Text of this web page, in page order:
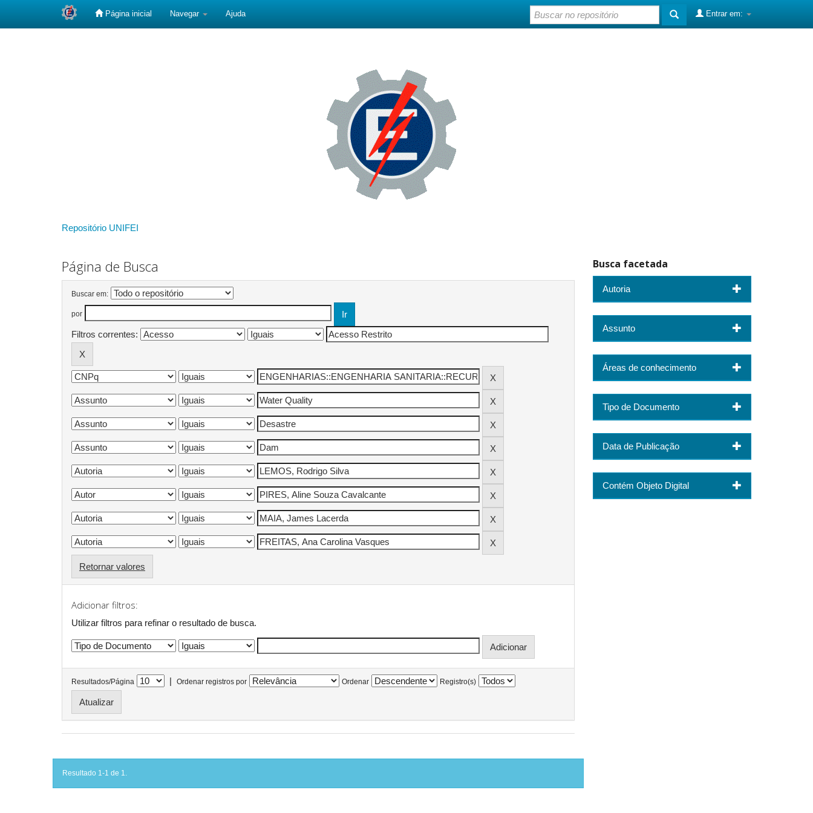
Página inicial Navegar Ajuda Entrar em:
Repositório UNIFEI
Página de Busca
Buscar em:
por
Filtros correntes:
Retornar valores
Adicionar filtros:
Utilizar filtros para refinar o resultado de busca.
Resultados/Página | Ordenar registros por Ordenar Registro(s)
Resultado 1-1 de 1.
Busca facetada
Autoria
Assunto
Áreas de conhecimento
Tipo de Documento
Data de Publicação
Contém Objeto Digital